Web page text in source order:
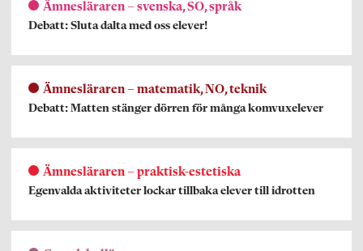
Ämnesläraren – svenska, SO, språk
Debatt: Sluta dalta med oss elever!
Ämnesläraren – matematik, NO, teknik
Debatt: Matten stänger dörren för många komvuxelever
Ämnesläraren – praktisk-estetiska
Egenvalda aktiviteter lockar tillbaka elever till idrotten